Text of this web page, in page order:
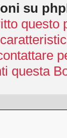
su
questo
questa